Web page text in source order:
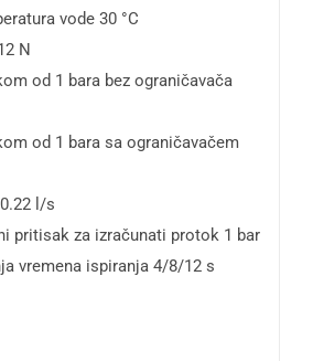
vode 30 °C
N
od 1 bara bez ograničavača
od 1 bara sa ograničavačem
l/s
pritisak za izračunati protok 1 bar
vremena ispiranja 4/8/12 s